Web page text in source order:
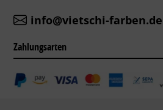
info@vietschi-farben.de
Zahlungsarten